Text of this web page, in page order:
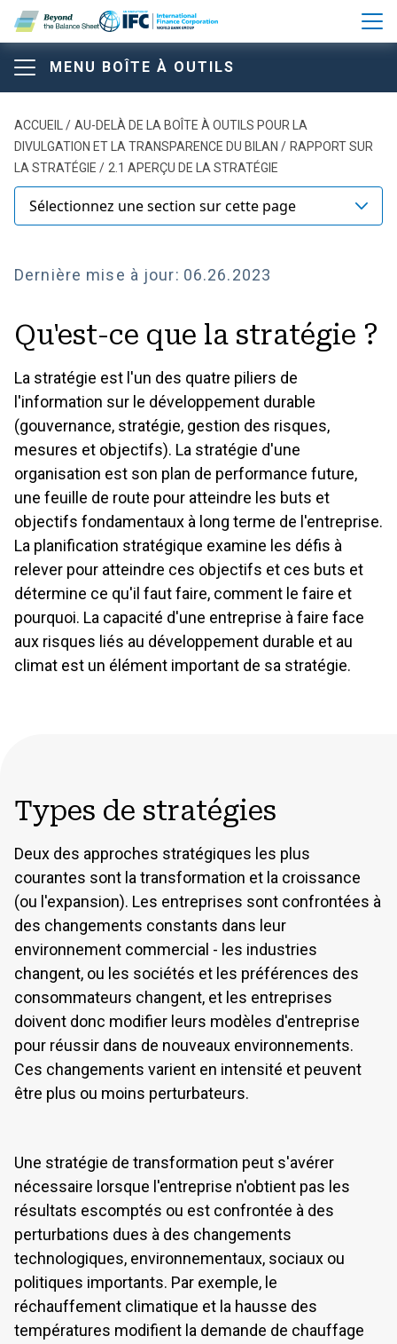
Aller au contenu principal
MENU BOÎTE À OUTILS
Boîte à outils "Au-delà du
Beyond the Balance Sheet
Boîte à outils "Au-delà du
bilan
divulgation
Modèle de structure du rapport annuel
Orientations en matière de rapports
GOUVERNANCE
Corporate Governance
1 Gouvernance
1.1 Leadership, culture et engagement en faveur du
développement durable
1.2 Structure et fonctionnement du conseil d'administration
1.6 Gouvernance du climat
STRATÉGIE
Strategy
2 Stratégie
2.1 Aperçu de la stratégie
2.2 Modèle d'entreprise
2.3 Environnement commercial externe
2.4 Engagement des parties prenantes
2.5 Objectifs stratégiques, indicateurs clés de performance
2.6 Divulgation d'informations sur le climat - Stratégie
GESTION DES RISQUES, DES IMPACTS ET
DES OPPORTUNITÉS
Risks, Impacts, and
3 Aperçu De La Gestion Des Risques, Des Impacts
3.1 Gestion des questions matérielles de durabilité
3.2 Risques et opportunités en matière de développement
PERFORMANCES, MESURES ET OBJECTIFS
Performance
4 Performances, Mesures Et Objectifs
4.1 Aperçu des performances
4.3 Performance en matière de développement durable
4.4 Audit des états financiers et assurance de la durabilité
4.5 Performance en matière de développement durable et
analyse extra-financière
4.6 Divulgation d'informations sur le climat - Mesures et
objectifs
Fil d'Ariane
ACCUEIL
AU-DELÀ DE LA BOÎTE À OUTILS POUR LA
DIVULGATION ET LA TRANSPARENCE DU BILAN
RAPPORT SUR
LA STRATÉGIE
2.1 APERÇU DE LA STRATÉGIE
Sélectionnez une section sur cette page
Dernière mise à jour: 06.26.2023
Qu'est-ce que la stratégie ?
La stratégie est l'un des quatre piliers de
l'information sur le développement durable
(gouvernance, stratégie, gestion des risques,
mesures et objectifs). La stratégie d'une
organisation est son plan de performance future,
une feuille de route pour atteindre les buts et
objectifs fondamentaux à long terme de l'entreprise.
La planification stratégique examine les défis à
relever pour atteindre ces objectifs et ces buts et
détermine ce qu'il faut faire, comment le faire et
pourquoi. La capacité d'une entreprise à faire face
aux risques liés au développement durable et au
climat est un élément important de sa stratégie.
Types de stratégies
Deux des approches stratégiques les plus
courantes sont la transformation et la croissance
(ou l'expansion). Les entreprises sont confrontées à
des changements constants dans leur
environnement commercial - les industries
changent, ou les sociétés et les préférences des
consommateurs changent, et les entreprises
doivent donc modifier leurs modèles d'entreprise
pour réussir dans de nouveaux environnements.
Ces changements varient en intensité et peuvent
être plus ou moins perturbateurs.
Une stratégie de transformation peut s'avérer
nécessaire lorsque l'entreprise n'obtient pas les
résultats escomptés ou est confrontée à des
perturbations dues à des changements
technologiques, environnementaux, sociaux ou
politiques importants. Par exemple, le
réchauffement climatique et la hausse des
températures modifient la demande de chauffage